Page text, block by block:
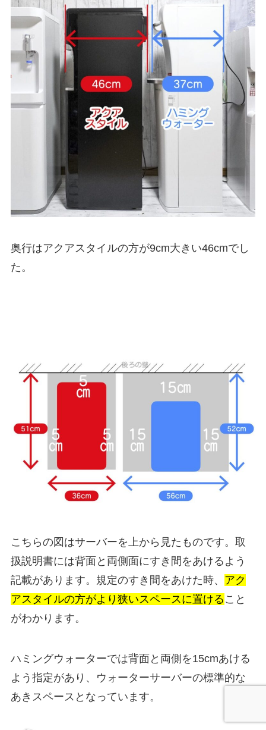
奥行はアクアスタイルの方が9cm大きい46cmでし
た。
こちらの図はサーバーを上から見たものです。取
扱説明書には背面と両側面にすき間をあけるよう
記載があります。規定のすき間をあけた時、 アク
アスタイルの方がより狭いスペースに置ける こと
がわかります。
ハミングウォーターでは背面と両側を15cmあける
よう指定があり、ウォーターサーバーの標準的な
あきスペースとなっています。